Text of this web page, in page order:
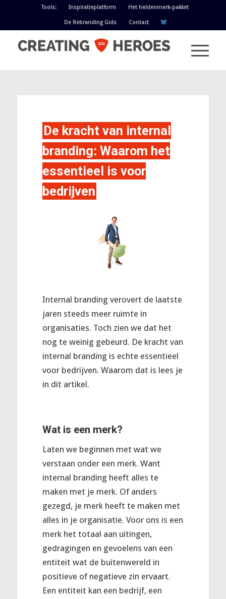
Tools: Inspiratieplatform Het heldenmerk-pakket
De Rebranding Gids Contact
De kracht van internal
branding: Waarom het
essentieel is voor
bedrijven
Internal branding verovert de laatste
jaren steeds meer ruimte in
organisaties. Toch zien we dat het
nog te weinig gebeurd. De kracht van
internal branding is echte essentieel
voor bedrijven. Waarom dat is lees je
in dit artikel.
Wat is een merk?
Laten we beginnen met wat we
verstaan onder een merk. Want
internal branding heeft alles te
maken met je merk. Of anders
gezegd, je merk heeft te maken met
alles in je organisatie. Voor ons is een
merk het totaal aan uitingen,
gedragingen en gevoelens van een
entiteit wat de buitenwereld in
positieve of negatieve zin ervaart.
Een entiteit kan een bedrijf, een